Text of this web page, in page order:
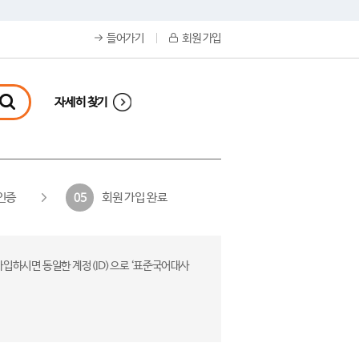
들어가기 회원 가입
자세히 찾기
증 05 회원 가입 완료
하시면 동일한 계정(ID)으로 ‘표준국어대사